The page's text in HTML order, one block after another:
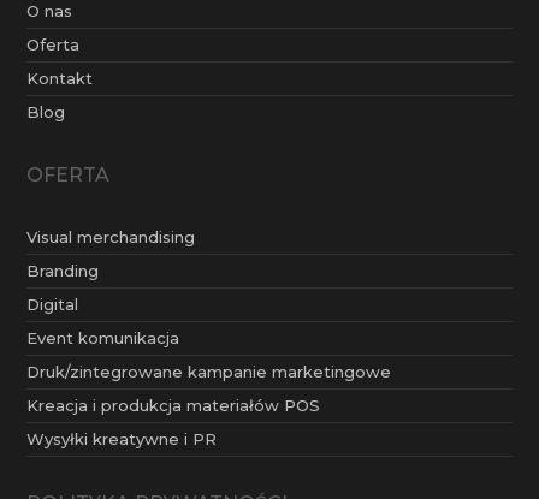
O nas
Oferta
Kontakt
Blog
OFERTA
Visual merchandising
Branding
Digital
Event komunikacja
Druk/zintegrowane kampanie marketingowe
Kreacja i produkcja materiałów POS
Wysyłki kreatywne i PR